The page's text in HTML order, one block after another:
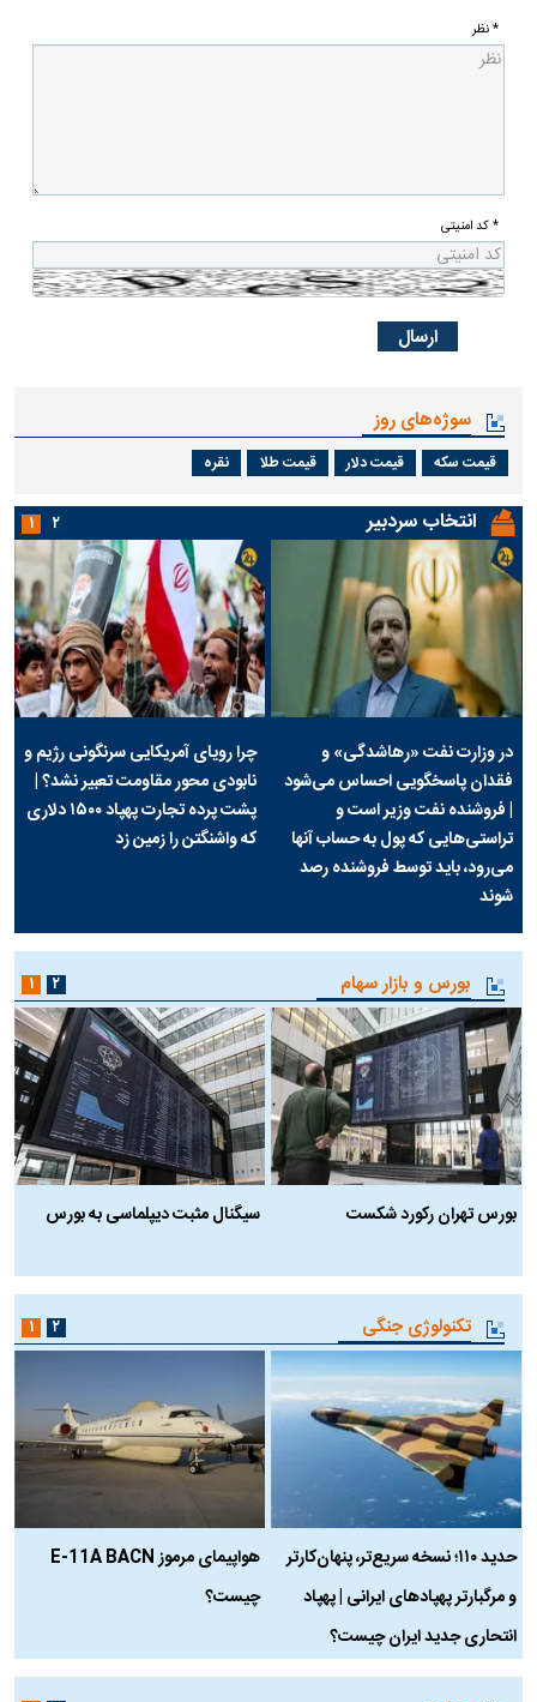
* نظر
* کد امنیتی
سوژه‌های روز
قیمت سکه قیمت دلار قیمت طلا نقره
انتخاب سردبیر
در وزارت نفت «رهاشدگی» و
فقدان پاسخگویی احساس می‌شود
| فروشنده نفت وزیر است و
تراستی‌هایی که پول به حساب آنها
می‌رود، باید توسط فروشنده رصد
شوند
چرا رویای آمریکایی سرنگونی رژیم و
نابودی محور مقاومت تعبیر نشد؟ |
پشت پرده تجارت پهپاد‌ ۱۵۰۰ دلاری
که واشنگتن را زمین زد
۱ ۲
بورس و بازار سهام
بورس تهران رکورد شکست
سیگنال مثبت دیپلماسی به بورس
۱ ۲
تکنولوژی جنگی
حدید ۱۱۰؛ نسخه سریع‌تر، پنهان‌کارتر
و مرگبارتر پهپادهای ایرانی | پهپاد
انتحاری جدید ایران چیست؟
هواپیمای مرموز E-11A BACN
چیست؟
۱ ۲